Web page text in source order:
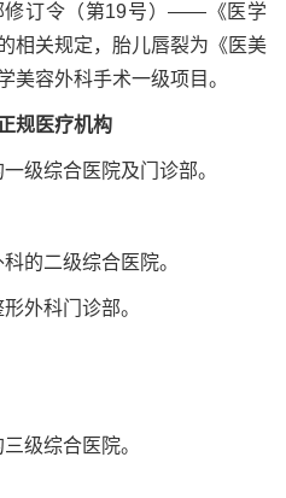
修订令（第19号）——《医学
相关规定，胎儿唇裂为《医美
美容外科手术一级项目。
规医疗机构
级综合医院及门诊部。
的二级综合医院。
外科门诊部。
级综合医院。